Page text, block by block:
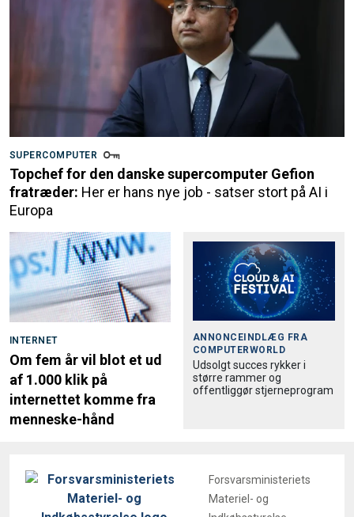
SUPERCOMPUTER
Topchef for den danske supercomputer Gefion
fratræder: Her er hans nye job - satser stort på AI i
Europa
INTERNET
Om fem år vil blot et ud
af 1.000 klik på
internettet komme fra
menneske-hånd
ANNONCEINDLÆG FRA
COMPUTERWORLD
Udsolgt succes rykker i
større rammer og
offentliggør stjerneprogram
Forsvarsministeriets
Materiel- og